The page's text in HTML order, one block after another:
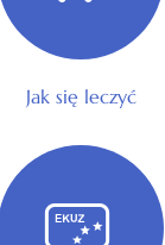
Jak się leczyć